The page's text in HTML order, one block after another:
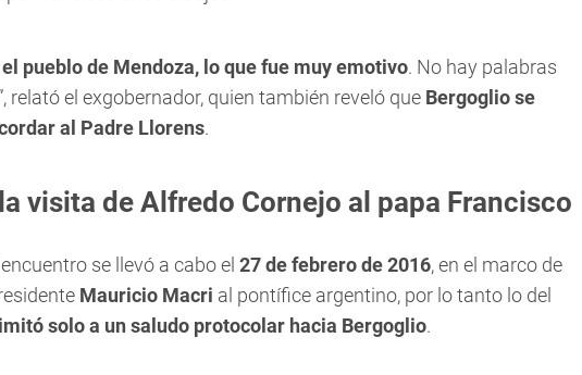
pueblo de Mendoza, lo que fue muy emotivo. No hay palabras
relató el exgobernador, quien también reveló que Bergoglio se
al Padre Llorens.
visita de Alfredo Cornejo al papa Francisco
se llevó a cabo el 27 de febrero de 2016, en el marco de
Mauricio Macri al pontífice argentino, por lo tanto lo del
solo a un saludo protocolar hacia Bergoglio.